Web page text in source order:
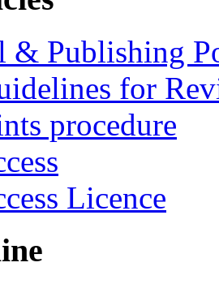
& Publishing
for
procedure
Licence